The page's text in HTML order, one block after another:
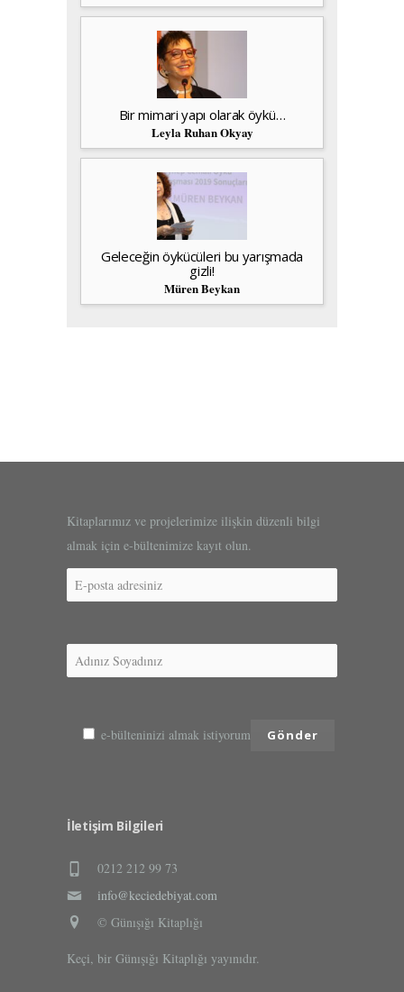
Bir mimari yapı olarak öykü…
Leyla Ruhan Okyay
Geleceğin öykücüleri bu yarışmada
gizli!
Müren Beykan
Kitaplarımız ve projelerimize ilişkin düzenli bilgi
almak için e-bültenimize kayıt olun.
e-bülteninizi almak istiyorum
İletişim Bilgileri
0212 212 99 73
info@keciedebiyat.com
© Günışığı Kitaplığı
Keçi, bir Günışığı Kitaplığı yayınıdır.